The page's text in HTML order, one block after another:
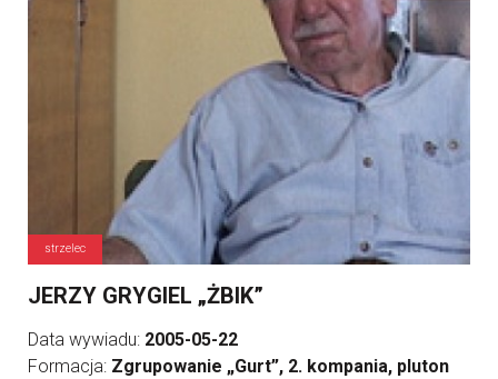
strzelec
JERZY GRYGIEL „ŻBIK”
Data wywiadu: 2005-05-22
Formacja: Zgrupowanie „Gurt”, 2. kompania, pluton